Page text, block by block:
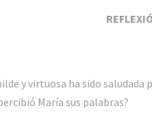
y virtuosa ha sido
María sus palabras?